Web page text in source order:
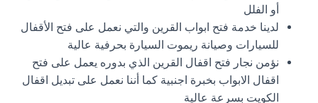
أو الفلل
لدينا خدمة فتح ابواب القرين والتي نعمل على فتح الأقفال
للسيارات وصيانة ريموت السيارة بحرفية عالية
نؤمن نجار فتح اقفال القرين الذي بدوره يعمل على فتح
اقفال الابواب بخبرة اجنبية كما أننا نعمل على تبديل اقفال
الكويت بسرعة عالية